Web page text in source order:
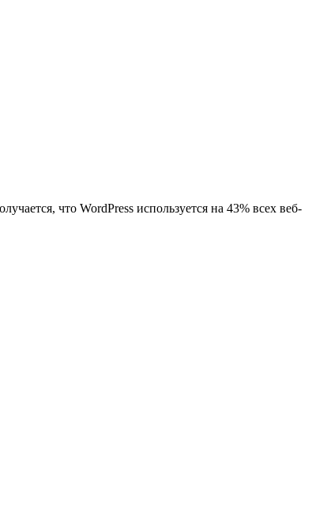
что WordPress используется на 43% всех веб-